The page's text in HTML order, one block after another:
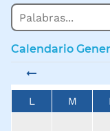
Buscar
Calendario
L M